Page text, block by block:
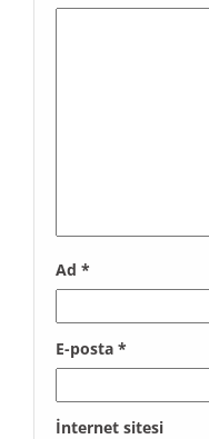
Ad *
E-posta *
İnternet sitesi